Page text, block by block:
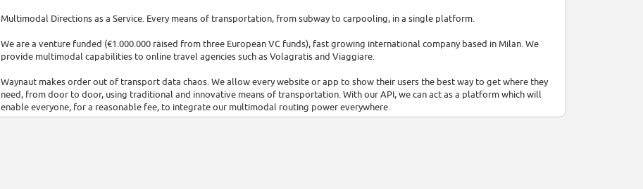
Multimodal Directions as a Service. Every means of transportation, from subway to carpooling, in a single platform.
We are a venture funded (€1.000.000 raised from three European VC funds), fast growing international company based in Milan. We
provide multimodal capabilities to online travel agencies such as Volagratis and Viaggiare.
Waynaut makes order out of transport data chaos. We allow every website or app to show their users the best way to get where they
need, from door to door, using traditional and innovative means of transportation. With our API, we can act as a platform which will
enable everyone, for a reasonable fee, to integrate our multimodal routing power everywhere.